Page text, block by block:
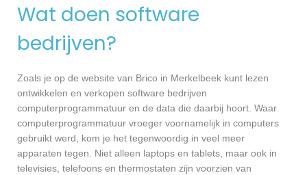
Wat doen software
bedrijven?
Zoals je op de website van Brico in Merkelbeek kunt lezen
ontwikkelen en verkopen software bedrijven
computerprogrammatuur en de data die daarbij hoort. Waar
computerprogrammatuur vroeger voornamelijk in computers
gebruikt werd, kom je het tegenwoordig in veel meer
apparaten tegen. Niet alleen laptops en tablets, maar ook in
televisies, telefoons en thermostaten zijn voorzien van